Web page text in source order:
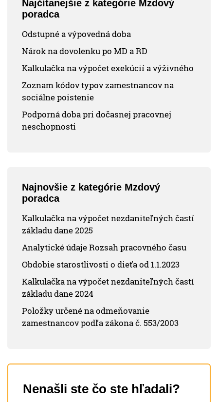
Najčítanejšie z kategórie Mzdový
poradca
Odstupné a výpovedná doba
Nárok na dovolenku po MD a RD
Kalkulačka na výpočet exekúcií a výživného
Zoznam kódov typov zamestnancov na
sociálne poistenie
Podporná doba pri dočasnej pracovnej
neschopnosti
Najnovšie z kategórie Mzdový
poradca
Kalkulačka na výpočet nezdaniteľných častí
základu dane 2025
Analytické údaje Rozsah pracovného času
Obdobie starostlivosti o dieťa od 1.1.2023
Kalkulačka na výpočet nezdaniteľných častí
základu dane 2024
Položky určené na odmeňovanie
zamestnancov podľa zákona č. 553/2003
Nenašli ste čo ste hľadali?